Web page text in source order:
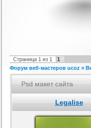
музыкальной
Шаблон для
Страница 1 из 1
1
Форум веб-мастеров ucoz »
Psd макет сайта
Legalise